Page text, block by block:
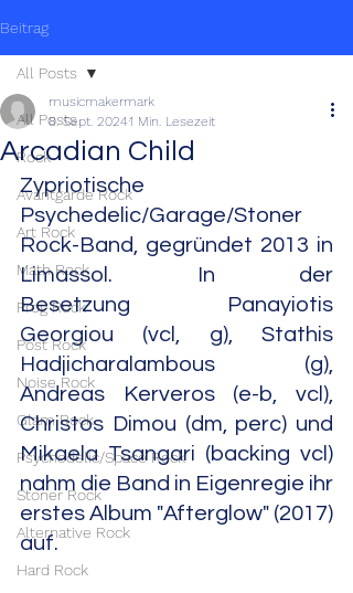
Beitrag
All Posts
Rock
Avantgarde Rock
Art Rock
Math Rock
Prog Rock
Post Rock
Noise Rock
Glam Rock
Psychedelic/Space Rock
Stoner Rock
Alternative Rock
Hard Rock
All Posts
Arcadian Child
musicmakermark
8. Sept. 20241 Min. Lesezeit
Zypriotische
Psychedelic/Garage/Stoner
Rock-Band, gegründet 2013 in
Limassol. In der
Besetzung Panayiotis
Georgiou (vcl, g), Stathis
Hadjicharalambous (g),
Andreas Kerveros (e-b, vcl),
Christos Dimou (dm, perc) und
Mikaela Tsangari (backing vcl)
nahm die Band in Eigenregie ihr
erstes Album "Afterglow" (2017)
auf.